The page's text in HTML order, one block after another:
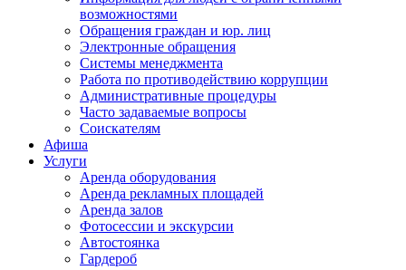
возможностями
Обращения граждан и юр. лиц
Электронные обращения
Системы менеджмента
Работа по противодействию коррупции
Административные процедуры
Часто задаваемые вопросы
Соискателям
Афиша
Услуги
Аренда оборудования
Аренда рекламных площадей
Аренда залов
Фотосессии и экскурсии
Автостоянка
Гардероб